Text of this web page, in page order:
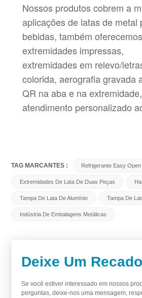
Nossos produtos cobrem a
aplicações de latas de metal
bebidas, também
extremidades impressas,
extremidades em relevo/
colorida, aerografia gravada
QR na aba e na
atendimento personalizado
TAG MARCANTES : Refrigerante Easy Open
Extremidades De Lata De Duas Peças
Tampa De Lata De Alumínio Tampa De
Indústria De Embalagens Metálicas
Deixe Um Recado
Se você estiver interessado em nossos
perguntas, deixe-nos uma mensagem,